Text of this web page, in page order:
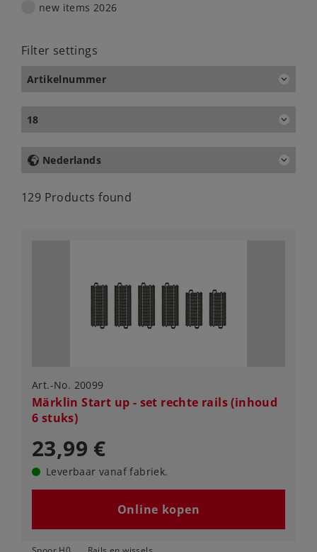
new items 2026
Filter settings
Artikelnummer
18
Nederlands
129 Products found
Art.-No. 20099
Märklin Start up - set rechte rails (inhoud
6 stuks)
23,99 €
Leverbaar vanaf fabriek.
Online kopen